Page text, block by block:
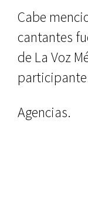
Cabe
cantantes
de La Voz
Agencias.